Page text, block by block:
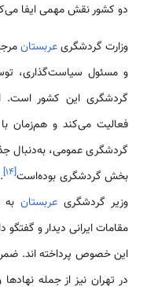
دو کشور نقش مهمی ایفا
وزارت گردشگریعربستان
و مسئول سیاست‌گذاری،
فعالیت می‌کند و هم‌زمان
گردشگری عمومی، به‌دنبال
بخش گردشگری بوده‌است[۱۴]
وزیر گردشگری عربستان به
مقامات ایرانی دیدار و
این خصوص پرداخته اند.
در تهران نیز از جمله